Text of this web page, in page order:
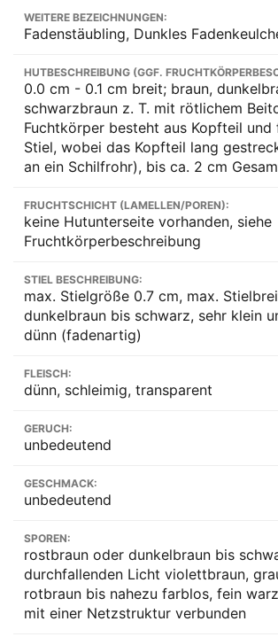
WEITERE BEZEICHNUNGEN:
Fadenstäubling, Dunkles
HUTBESCHREIBUNG (GGF.
0.0 cm - 0.1 cm breit; braun,
schwarzbraun z. T. mit rötlichem
Fuchtkörper besteht aus Kopfteil und
Stiel, wobei das Kopfteil lang
an ein Schilfrohr), bis ca. 2 cm
FRUCHTSCHICHT (LAMELLEN/POREN):
keine Hutunterseite vorhanden, siehe
Fruchtkörperbeschreibung
STIEL BESCHREIBUNG:
max. Stielgröße 0.7 cm, max.
dunkelbraun bis schwarz, sehr klein
dünn (fadenartig)
FLEISCH:
dünn, schleimig, transparent
GERUCH:
unbedeutend
GESCHMACK:
unbedeutend
SPOREN:
rostbraun oder dunkelbraun bis
durchfallenden Licht violettbraun,
rotbraun bis nahezu farblos, fein
mit einer Netzstruktur verbunden